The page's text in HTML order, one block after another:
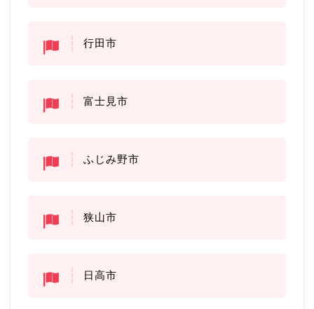
行田市
富士見市
ふじみ野市
狭山市
日高市